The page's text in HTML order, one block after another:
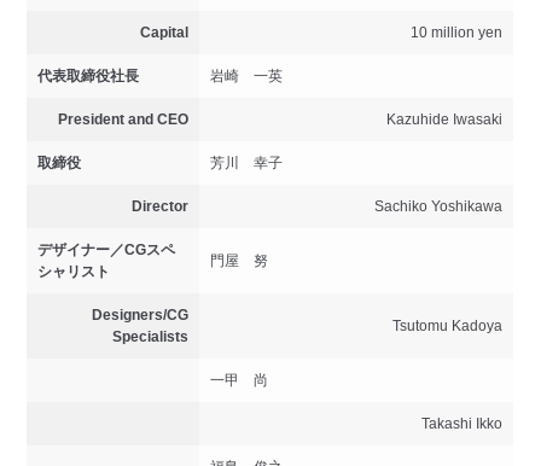
Capital 10 million yen
代表取締役社長 岩崎 一英
President and CEO Kazuhide Iwasaki
取締役 芳川 幸子
Director Sachiko Yoshikawa
デザイナー／CGスペ
シャリスト
門屋 努
Designers/CG
Specialists
Tsutomu Kadoya
一甲 尚
Takashi Ikko